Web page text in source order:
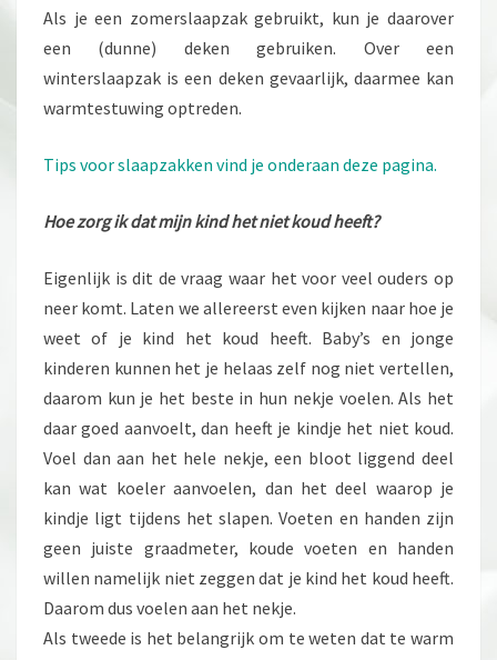
Als je een zomerslaapzak gebruikt, kun je daarover
een (dunne) deken gebruiken. Over een
winterslaapzak is een deken gevaarlijk, daarmee kan
warmtestuwing optreden.
Tips voor slaapzakken vind je onderaan deze pagina.
Hoe zorg ik dat mijn kind het niet koud heeft?
Eigenlijk is dit de vraag waar het voor veel ouders op
neer komt. Laten we allereerst even kijken naar hoe je
weet of je kind het koud heeft. Baby’s en jonge
kinderen kunnen het je helaas zelf nog niet vertellen,
daarom kun je het beste in hun nekje voelen. Als het
daar goed aanvoelt, dan heeft je kindje het niet koud.
Voel dan aan het hele nekje, een bloot liggend deel
kan wat koeler aanvoelen, dan het deel waarop je
kindje ligt tijdens het slapen. Voeten en handen zijn
geen juiste graadmeter, koude voeten en handen
willen namelijk niet zeggen dat je kind het koud heeft.
Daarom dus voelen aan het nekje.
Als tweede is het belangrijk om te weten dat te warm